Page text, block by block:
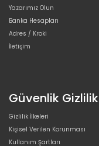
Yazarımız Olun
Banka Hesapları
Adres / Kroki
İletişim
Güvenlik Gizlilik
Gizlilik İlkeleri
Kişisel Verilen Korunması
Kullanım Şartları